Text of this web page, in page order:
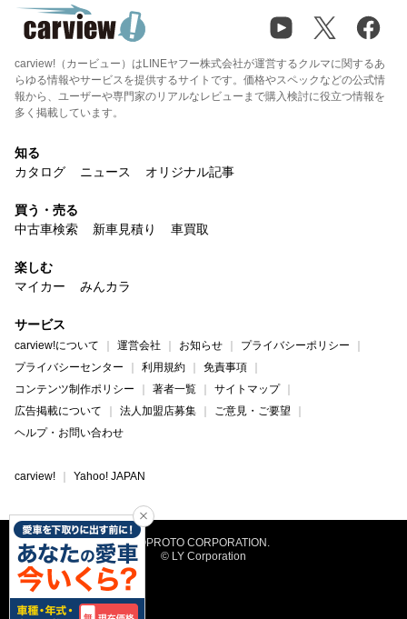
carview!（カービュー）はLINEヤフー株式会社が運営するクルマに関するあ
らゆる情報やサービスを提供するサイトです。価格やスペックなどの公式情
報から、ユーザーや専門家のリアルなレビューまで購入検討に役立つ情報を
多く掲載しています。
知る
カタログ
ニュース オリジナル記事
買う・売る
中古車検索
新車見積り 車買取
楽しむ
マイカー
みんカラ
サービス
carview!について 運営会社 お知らせ
プライバシーポリシー
プライバシーセンター
利用規約
免責事項
コンテンツ制作ポリシー
著者一覧
サイトマップ
広告掲載について
法人加盟店募集
ご意見・ご要望
ヘルプ・お問い合わせ
carview! Yahoo! JAPAN
©PROTO CORPORATION.
© LY Corporation